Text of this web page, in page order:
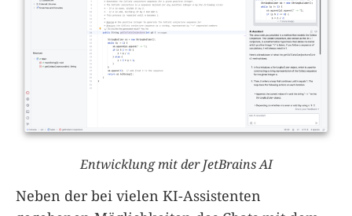
Entwicklung mit der JetBrains AI
Neben der bei vielen KI-Assistenten